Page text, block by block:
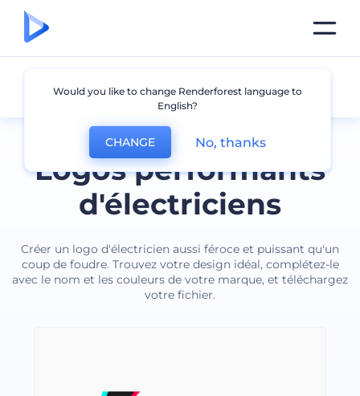
Logos performants
d'électriciens
Créer un logo d'électricien aussi féroce et puissant qu'un
coup de foudre. Trouvez votre design idéal, complétez-le
avec le nom et les couleurs de votre marque, et téléchargez
votre fichier.
Electricien
Would you like to change Renderforest language to
English?
CHANGE No, thanks